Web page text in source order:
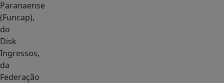
Paranaense
(Funcap),
do
Disk
Ingressos,
da
Federação